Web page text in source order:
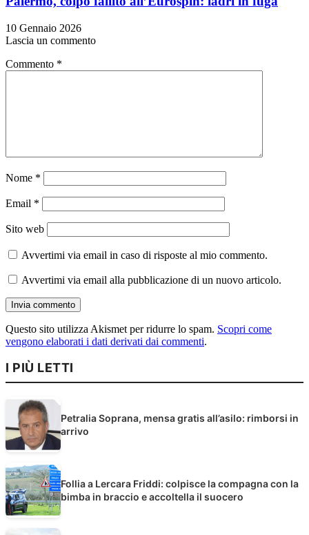
10 Gennaio 2026
Lascia un commento
Commento *
Nome *
Email *
Sito web
Avvertimi via email in caso di risposte al mio commento.
Avvertimi via email alla pubblicazione di un nuovo articolo.
Questo sito utilizza Akismet per ridurre lo spam. Scopri come
vengono elaborati i dati derivati dai commenti.
I PIÙ LETTI
Petralia Soprana, mensa gratis all’asilo: rimborsi in
arrivo
Follia a Lercara Friddi: colpisce la compagna con la
bimba in braccio e accoltella il suocero